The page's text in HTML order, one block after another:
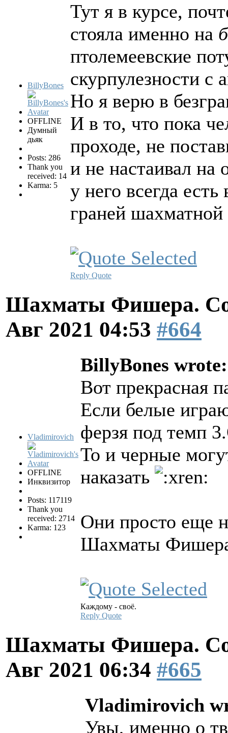
BillyBones
OFFLINE
Думный
дьяк
Posts: 286
Thank you
received: 14
Karma: 5
Тут я в курсе,
стояла именно на
птолемеевские
скурпулезности с
Но я верю в
И в то, что пока
проходе, не
и не настаивал на
у него всегда
граней
Reply Quote
Шахматы Фишера.
Авг 2021 04:53 #664
Vladimirovich
OFFLINE
Инквизитор
Posts: 117119
Thank you
received: 2714
Karma: 123
BillyBones wrote:
Вот прекрасная
Если белые
ферзя под темп
То и черные
наказать
Они просто еще
Шахматы
Каждому - своё.
Reply Quote
Шахматы Фишера.
Авг 2021 06:34 #665
Vladimirovich
Увы, именно о